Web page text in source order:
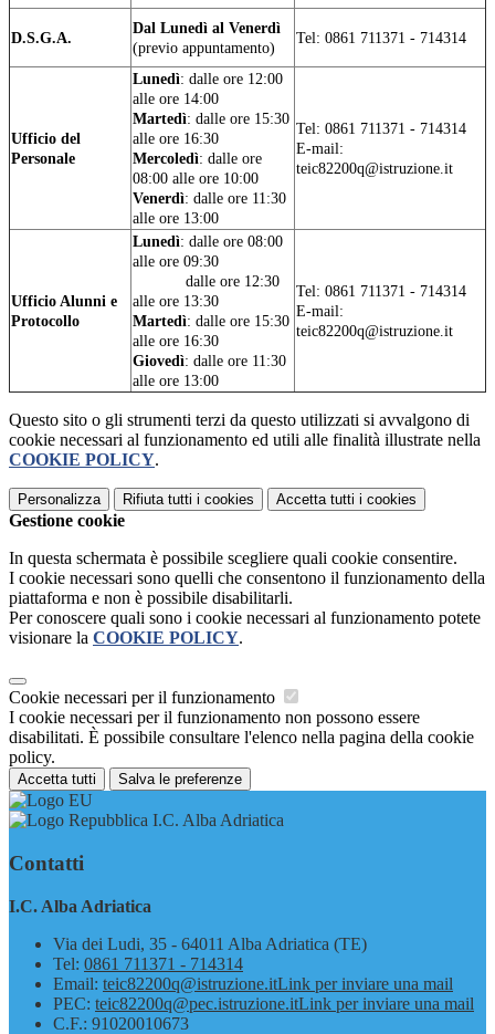
D.S.G.A.
Dal Lunedì al Venerdì
(previo appuntamento)
Tel: 0861 711371 - 714314
Ufficio del
Personale
Lunedì: dalle ore 12:00
alle ore 14:00
Martedì: dalle ore 15:30
alle ore 16:30
Mercoledì: dalle ore
08:00 alle ore 10:00
Venerdì: dalle ore 11:30
alle ore 13:00
Tel: 0861 711371 - 714314
E-mail:
teic82200q@istruzione.it
Ufficio Alunni e
Protocollo
Lunedì: dalle ore 08:00
alle ore 09:30
dalle ore 12:30
alle ore 13:30
Martedì: dalle ore 15:30
alle ore 16:30
Giovedì: dalle ore 11:30
alle ore 13:00
Tel: 0861 711371 - 714314
E-mail:
teic82200q@istruzione.it
Questo sito o gli strumenti terzi da questo utilizzati si avvalgono di
cookie necessari al funzionamento ed utili alle finalità illustrate nella
COOKIE POLICY.
Personalizza Rifiuta tutti i cookies Accetta tutti i cookies
Gestione cookie
In questa schermata è possibile scegliere quali cookie consentire.
I cookie necessari sono quelli che consentono il funzionamento della
piattaforma e non è possibile disabilitarli.
Per conoscere quali sono i cookie necessari al funzionamento potete
visionare la COOKIE POLICY.
Cookie necessari per il funzionamento
I cookie necessari per il funzionamento non possono essere
disabilitati. È possibile consultare l'elenco nella pagina della cookie
policy.
Accetta tutti Salva le preferenze
I.C. Alba Adriatica
Contatti
I.C. Alba Adriatica
Via dei Ludi, 35 - 64011 Alba Adriatica (TE)
Tel: 0861 711371 - 714314
Email: teic82200q@istruzione.itLink per inviare una mail
PEC: teic82200q@pec.istruzione.itLink per inviare una mail
C.F.: 91020010673